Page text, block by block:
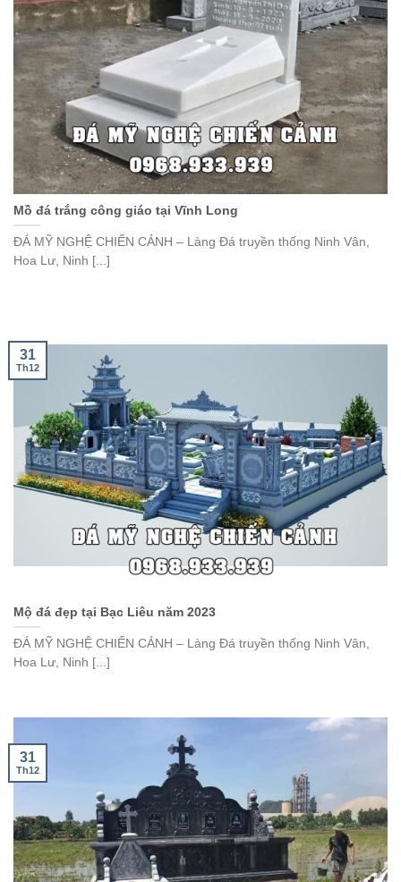
Mồ đá trắng công giáo tại Vĩnh Long
ĐÁ MỸ NGHỆ CHIẾN CẢNH – Làng Đá truyền thống Ninh Vân,
Hoa Lư, Ninh [...]
Mộ đá đẹp tại Bạc Liêu năm 2023
ĐÁ MỸ NGHỆ CHIẾN CẢNH – Làng Đá truyền thống Ninh Vân,
Hoa Lư, Ninh [...]
31
Th12
31
Th12